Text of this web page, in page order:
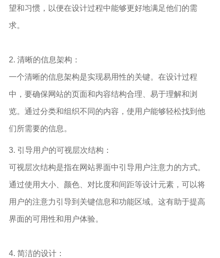
望和习惯，以便在设计过程中能够更好地满足他们的需
求。
2. 清晰的信息架构：
一个清晰的信息架构是实现易用性的关键。在设计过程
中，要确保网站的页面和内容结构合理、易于理解和浏
览。通过分类和组织不同的内容，使用户能够轻松找到他
们所需要的信息。
3. 引导用户的可视层次结构：
可视层次结构是指在网站界面中引导用户注意力的方式。
通过使用大小、颜色、对比度和间距等设计元素，可以将
用户的注意力引导到关键信息和功能区域。这有助于提高
界面的可用性和用户体验。
4. 简洁的设计：